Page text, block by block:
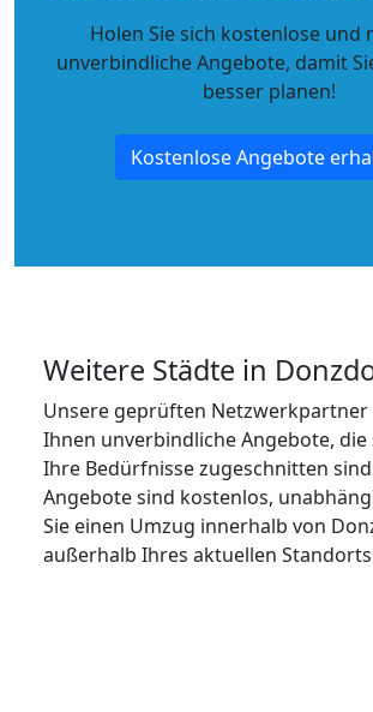
Holen Sie sich kostenlose und
unverbindliche Angebote, damit
besser planen!
Kostenlose Angebote
Weitere Städte in
Unsere geprüften Netzwerkpartner
Ihnen unverbindliche Angebote, die
Ihre Bedürfnisse zugeschnitten
Angebote sind kostenlos,
Sie einen Umzug innerhalb von
außerhalb Ihres aktuellen